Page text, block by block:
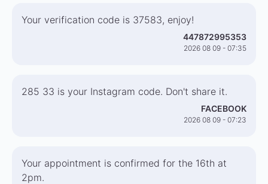
Your verification code is 37583, enjoy!
447872995353
2026 08 09 - 07:35
285 33 is your Instagram code. Don't share it.
FACEBOOK
2026 08 09 - 07:23
Your appointment is confirmed for the 16th at
2pm.